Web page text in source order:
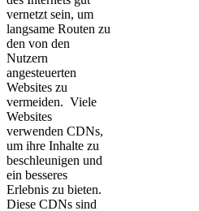
vernetzt sein, um
langsame Routen zu
den von den
Nutzern
angesteuerten
Websites zu
vermeiden. Viele
Websites
verwenden CDNs,
um ihre Inhalte zu
beschleunigen und
ein besseres
Erlebnis zu bieten.
Diese CDNs sind